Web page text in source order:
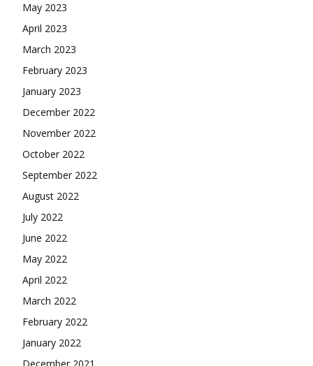
May 2023
April 2023
March 2023
February 2023
January 2023
December 2022
November 2022
October 2022
September 2022
August 2022
July 2022
June 2022
May 2022
April 2022
March 2022
February 2022
January 2022